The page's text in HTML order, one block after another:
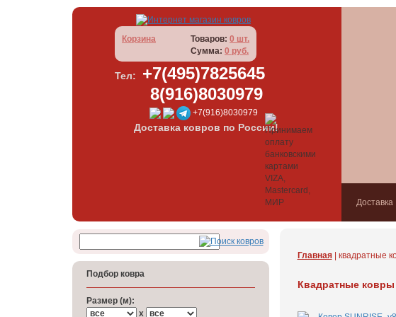
Корзина Товаров: 0 шт.
Сумма: 0 руб.
Тел:
+7(495)7825645
8(916)8030979
+7(916)8030979
Доставка ковров по России!
Доставка
Подбор ковра
Размер (м):
x
Главная| квадратные
Квадратные ковры